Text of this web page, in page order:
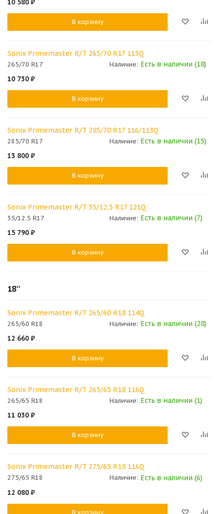
10 580 ₽
В корзину
Sonix Primemaster R/T 265/70 R17 115Q
265/70 R17 Наличие: Есть в наличии (18)
10 730 ₽
В корзину
Sonix Primemaster R/T 285/70 R17 116/113Q
285/70 R17 Наличие: Есть в наличии (15)
13 800 ₽
В корзину
Sonix Primemaster R/T 35/12,5 R17 121Q
35/12.5 R17 Наличие: Есть в наличии (7)
15 790 ₽
В корзину
18''
Sonix Primemaster R/T 265/60 R18 114Q
265/60 R18 Наличие: Есть в наличии (28)
12 660 ₽
В корзину
Sonix Primemaster R/T 265/65 R18 116Q
265/65 R18 Наличие: Есть в наличии (1)
11 030 ₽
В корзину
Sonix Primemaster R/T 275/65 R18 116Q
275/65 R18 Наличие: Есть в наличии (6)
12 080 ₽
В корзину